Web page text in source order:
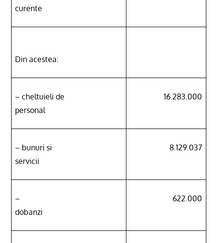
curente
Din acestea:
– cheltuieli de
personal
16.283.000
– bunuri si
servicii
8.129.037
–
dobanzi
622.000